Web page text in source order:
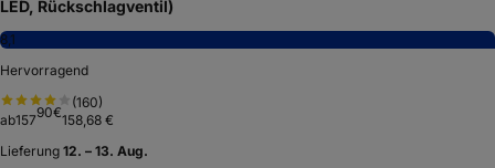
LED, Rückschlagventil)
8,1
Hervorragend
(160)
ab15790€158,68 €
Lieferung 12. – 13. Aug.